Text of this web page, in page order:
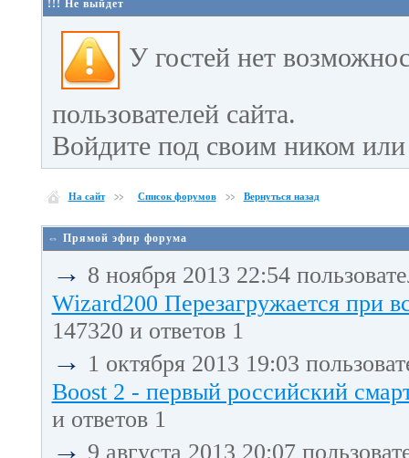
!!! Не выйдет
У гостей нет
пользователей сайта.
Войдите под своим ником или
На сайт Список форумов Вернуться назад
⇔ Прямой эфир форума
→ 8 ноября 2013 22:54
Wizard200 Перезагружается при
147320 и ответов 1
→ 1 октября 2013 19:03
Boost 2 - первый российский
и ответов 1
→ 9 августа 2013 20:07